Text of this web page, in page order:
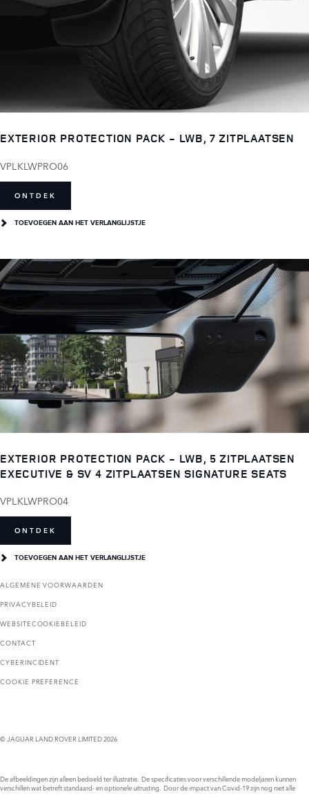
EXTERIOR PROTECTION PACK - LWB, 7 ZITPLAATSEN
VPLKLWPRO06
ONTDEK
TOEVOEGEN AAN HET VERLANGLIJSTJE
EXTERIOR PROTECTION PACK - LWB, 5 ZITPLAATSEN
EXECUTIVE & SV 4 ZITPLAATSEN SIGNATURE SEATS
VPLKLWPRO04
ONTDEK
TOEVOEGEN AAN HET VERLANGLIJSTJE
ALGEMENE VOORWAARDEN
PRIVACYBELEID
WEBSITECOOKIEBELEID
CONTACT
CYBERINCIDENT
COOKIE PREFERENCE
© JAGUAR LAND ROVER LIMITED 2026
De afbeeldingen zijn alleen bedoeld ter illustratie. De specificaties voor verschillende modeljaren kunnen
verschillen wat betreft standaard- en optionele uitrusting. Door de impact van Covid-19 zijn nog niet alle